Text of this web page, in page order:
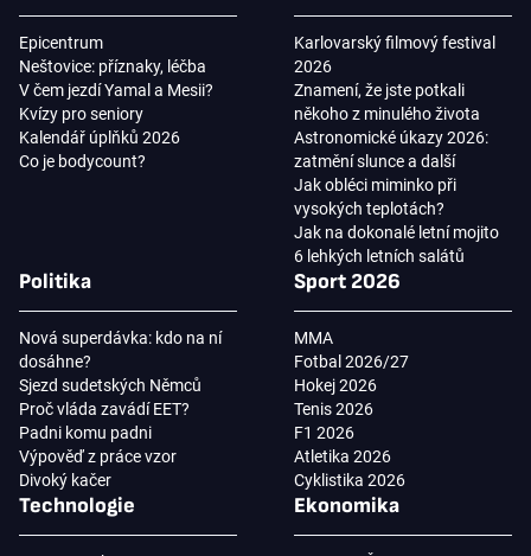
Epicentrum
Neštovice: příznaky, léčba
V čem jezdí Yamal a Mesii?
Kvízy pro seniory
Kalendář úplňků 2026
Co je bodycount?
Karlovarský filmový festival
2026
Znamení, že jste potkali
někoho z minulého života
Astronomické úkazy 2026:
zatmění slunce a další
Jak obléci miminko při
vysokých teplotách?
Jak na dokonalé letní mojito
6 lehkých letních salátů
Politika
Nová superdávka: kdo na ní
dosáhne?
Sjezd sudetských Němců
Proč vláda zavádí EET?
Padni komu padni
Výpověď z práce vzor
Divoký kačer
Sport 2026
MMA
Fotbal 2026/27
Hokej 2026
Tenis 2026
F1 2026
Atletika 2026
Cyklistika 2026
Technologie Ekonomika